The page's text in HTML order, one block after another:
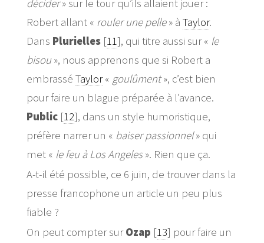
décider» sur le tour qu’ils allaient jouer :
Robert allant « rouler une pelle» àTaylor.
Dans Plurielles [11], qui titre aussi sur « le
bisou», nous apprenons que si Robert a
embrasséTaylor« goulûment», c’est bien
pour faire un blague préparée à l’avance.
Public [12], dans un style humoristique,
préfère narrer un « baiser passionnel» qui
met « le feu à Los Angeles». Rien que ça.
A-t-il été possible, ce 6 juin, de trouver dans la
presse francophone un article un peu plus
fiable ?
On peut compter surOzap [13] pour faire un